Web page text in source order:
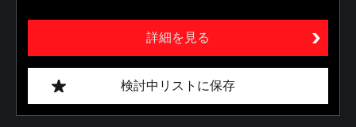
詳細を見る
検討中リストに保存